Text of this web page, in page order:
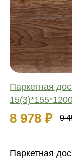
Паркетная
8 978 ₽ 9
Длина:
Ширина:
Толщина:
Паркетная